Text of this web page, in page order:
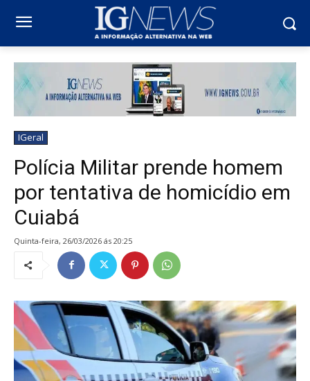
IGeral
Polícia Militar prende homem
por tentativa de homicídio em
Cuiabá
quinta-feira, 26/03/2026 ás 20:25